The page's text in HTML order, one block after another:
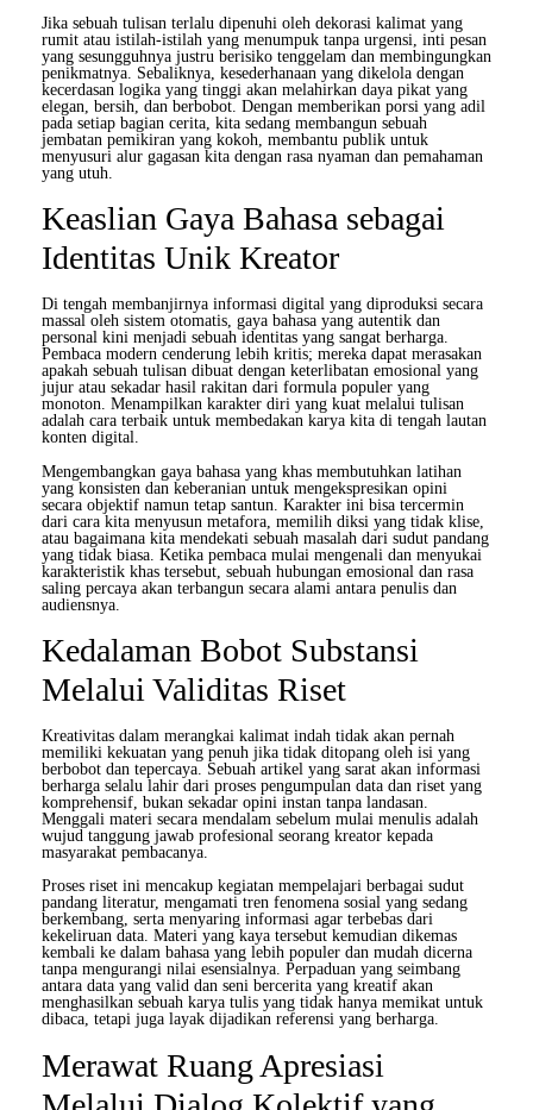
Jika sebuah tulisan terlalu dipenuhi oleh dekorasi kalimat yang
rumit atau istilah-istilah yang menumpuk tanpa urgensi, inti pesan
yang sesungguhnya justru berisiko tenggelam dan membingungkan
penikmatnya. Sebaliknya, kesederhanaan yang dikelola dengan
kecerdasan logika yang tinggi akan melahirkan daya pikat yang
elegan, bersih, dan berbobot. Dengan memberikan porsi yang adil
pada setiap bagian cerita, kita sedang membangun sebuah
jembatan pemikiran yang kokoh, membantu publik untuk
menyusuri alur gagasan kita dengan rasa nyaman dan pemahaman
yang utuh.
Keaslian Gaya Bahasa sebagai
Identitas Unik Kreator
Di tengah membanjirnya informasi digital yang diproduksi secara
massal oleh sistem otomatis, gaya bahasa yang autentik dan
personal kini menjadi sebuah identitas yang sangat berharga.
Pembaca modern cenderung lebih kritis; mereka dapat merasakan
apakah sebuah tulisan dibuat dengan keterlibatan emosional yang
jujur atau sekadar hasil rakitan dari formula populer yang
monoton. Menampilkan karakter diri yang kuat melalui tulisan
adalah cara terbaik untuk membedakan karya kita di tengah lautan
konten digital.
Mengembangkan gaya bahasa yang khas membutuhkan latihan
yang konsisten dan keberanian untuk mengekspresikan opini
secara objektif namun tetap santun. Karakter ini bisa tercermin
dari cara kita menyusun metafora, memilih diksi yang tidak klise,
atau bagaimana kita mendekati sebuah masalah dari sudut pandang
yang tidak biasa. Ketika pembaca mulai mengenali dan menyukai
karakteristik khas tersebut, sebuah hubungan emosional dan rasa
saling percaya akan terbangun secara alami antara penulis dan
audiensnya.
Kedalaman Bobot Substansi
Melalui Validitas Riset
Kreativitas dalam merangkai kalimat indah tidak akan pernah
memiliki kekuatan yang penuh jika tidak ditopang oleh isi yang
berbobot dan tepercaya. Sebuah artikel yang sarat akan informasi
berharga selalu lahir dari proses pengumpulan data dan riset yang
komprehensif, bukan sekadar opini instan tanpa landasan.
Menggali materi secara mendalam sebelum mulai menulis adalah
wujud tanggung jawab profesional seorang kreator kepada
masyarakat pembacanya.
Proses riset ini mencakup kegiatan mempelajari berbagai sudut
pandang literatur, mengamati tren fenomena sosial yang sedang
berkembang, serta menyaring informasi agar terbebas dari
kekeliruan data. Materi yang kaya tersebut kemudian dikemas
kembali ke dalam bahasa yang lebih populer dan mudah dicerna
tanpa mengurangi nilai esensialnya. Perpaduan yang seimbang
antara data yang valid dan seni bercerita yang kreatif akan
menghasilkan sebuah karya tulis yang tidak hanya memikat untuk
dibaca, tetapi juga layak dijadikan referensi yang berharga.
Merawat Ruang Apresiasi